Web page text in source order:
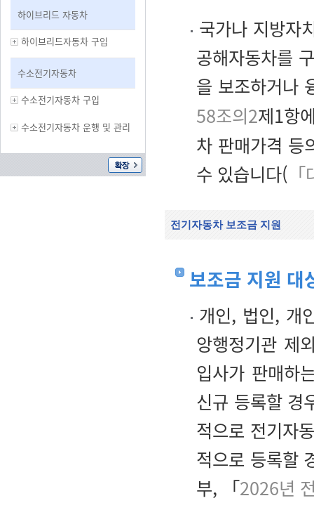
하이브리드 자동차
하이브리드자동차 구입
수소전기자동차
수소전기자동차 구입
수소전기자동차 운행 및 관리
국가나 지방자
공해자동차를
을 보조하거나
58조의2제1항
차 판매가격 등
수 있습니다(
전기자동차 보조금 지원
보조금 지원 대
개인, 법인, 개
앙행정기관 제
입사가 판매하
신규 등록할 경
적으로 전기자
적으로 등록할
부, 「2026년